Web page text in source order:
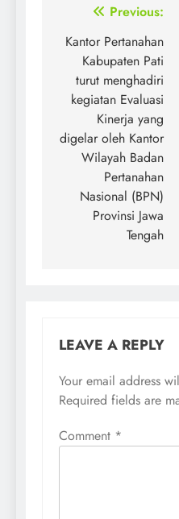
Post
navigation
Previous:
Kantor Pertanahan
Kabupaten Pati
turut menghadiri
kegiatan Evaluasi
Kinerja yang
digelar oleh Kantor
Wilayah Badan
Pertanahan
Nasional (BPN)
Provinsi Jawa
Tengah
LEAVE A REPLY
Your email address
Required fields are
Comment *